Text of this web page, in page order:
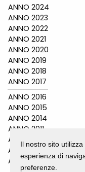
ANNO 2024
ANNO 2023
ANNO 2022
ANNO 2021
ANNO 2020
ANNO 2019
ANNO 2018
ANNO 2017
ANNO 2016
ANNO 2015
ANNO 2014
ANNO 2011
ANNO 2010
ANNO 2009
ANNO 2008
Il nostro sito
esperienza di
preferenze.